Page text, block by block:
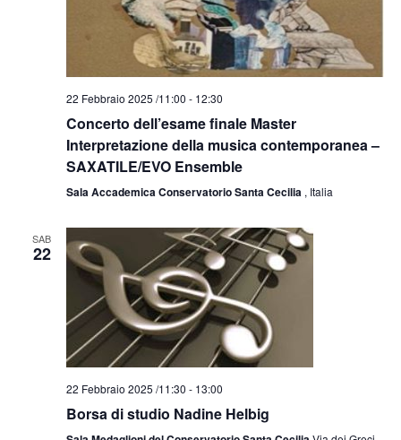
22 Febbraio 2025 /11:00 - 12:30
Concerto dell’esame finale Master
Interpretazione della musica contemporanea –
SAXATILE/EVO Ensemble
Sala Accademica Conservatorio Santa Cecilia , Italia
SAB
22
22 Febbraio 2025 /11:30 - 13:00
Borsa di studio Nadine Helbig